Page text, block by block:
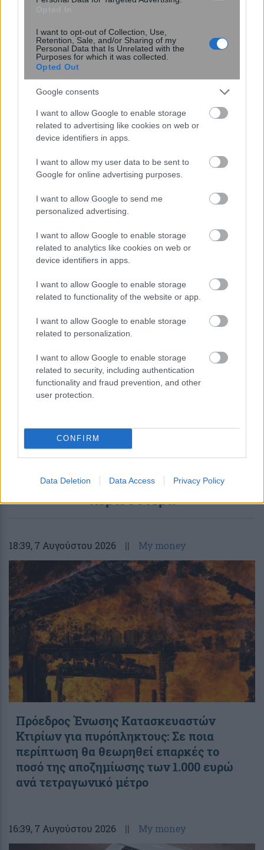
I want to opt-out of Collection, Use,
Retention, Sale, and/or Sharing of my
Personal Data that Is Unrelated with the
Purposes for which it was collected.
Opted Out
Google consents
I want to allow Google to enable storage
related to advertising like cookies on web or
device identifiers in apps.
I want to allow my user data to be sent to
Google for online advertising purposes.
I want to allow Google to send me
personalized advertising.
I want to allow Google to enable storage
related to analytics like cookies on web or
device identifiers in apps.
I want to allow Google to enable storage
related to functionality of the website or app.
I want to allow Google to enable storage
related to personalization.
I want to allow Google to enable storage
related to security, including authentication
functionality and fraud prevention, and other
user protection.
CONFIRM
Data Deletion Data Access Privacy Policy
Πλούτωνας: Η ατμόσφαιρά του
συρρικνώνεται καθώς απομακρύνεται
από τον Ήλιο
Η τεχνητή νοημοσύνη του Google
Maps αναλαμβάνει παραγγελίες
φαγητού
περισσότερα
18:39, 7 Αυγούστου 2026 || My money
Πρόεδρος Ένωσης Κατασκευαστών
Κτιρίων για πυρόπληκτους: Σε ποια
περίπτωση θα θεωρηθεί επαρκές το
ποσό της αποζημίωσης των 1.000 ευρώ
ανά τετραγωνικό μέτρο
16:39, 7 Αυγούστου 2026 || My money